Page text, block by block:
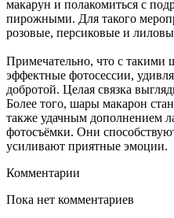
макарун и полакомиться с
пирожными. Для такого
розовые, персиковые и
Примечательно, что с такими
эффектные фотосессии,
добротой. Целая связка
Более того, шары макарон
также удачным дополнением
фотосъёмки. Они
усиливают приятные эмоции.
Комментарии
Пока нет комментариев